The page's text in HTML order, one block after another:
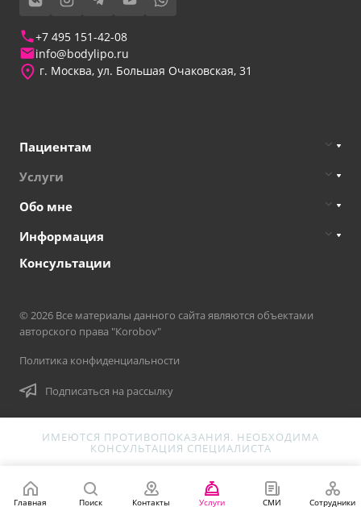
+7 495 151-42-08
info@bodylipo.ru
г. Москва, ул. Большая Очаковская, 31
Пациентам
Услуги
Обо мне
Информация
Консультации
© 2026 Все материалы данного сайта являются объектами
авторского права "Кorobov"
Политика конфиденциальности
Подписаться на рассылку
ИМЕЮТСЯ ПРОТИВОПОКАЗАНИЯ. НЕОБХОДИМА
КОНСУЛЬТАЦИЯ СПЕЦИАЛИСТА
Главная Поиск Контакты Услуги СМИ Сотрудники